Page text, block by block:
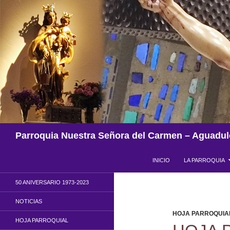
contenido
Parroquia Nuestra Señora del Carmen –
INICIO LA PARROQUIA
HOJA
50 ANIVERSARIO 1973-2023
NOTICIAS
HOJA PARROQUIAL